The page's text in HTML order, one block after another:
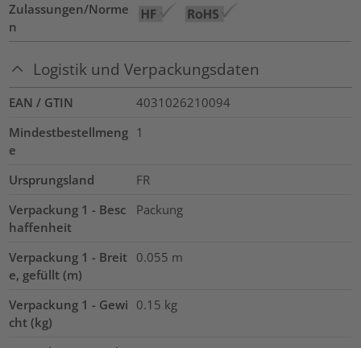
Zulassungen/Norme
n
Logistik und Verpackungsdaten
EAN / GTIN
4031026210094
Mindestbestellmeng
e
1
Ursprungsland
FR
Verpackung 1 - Besc
haffenheit
Packung
Verpackung 1 - Breit
e, gefüllt (m)
0.055 m
Verpackung 1 - Gewi
cht (kg)
0.15 kg